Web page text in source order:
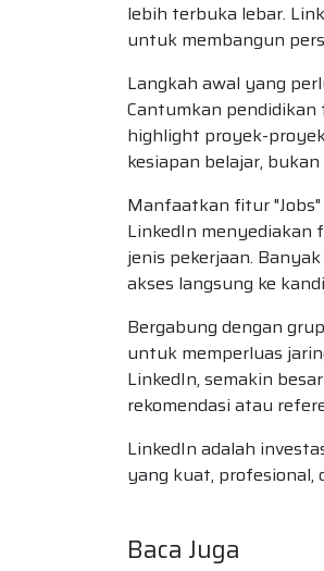
lebih terbuka lebar.
untuk membangun
Langkah awal yang
Cantumkan
highlight proyek-
kesiapan belajar,
Manfaatkan fitur
LinkedIn menyediakan
jenis pekerjaan.
akses langsung ke
Bergabung dengan
untuk memperluas
LinkedIn, semakin
rekomendasi atau
LinkedIn adalah
yang kuat, profesional,
Baca Juga